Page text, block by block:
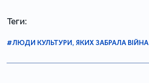
Теги:
#ЛЮДИ КУЛЬТУРИ, ЯКИХ ЗАБРАЛА ВІЙНА